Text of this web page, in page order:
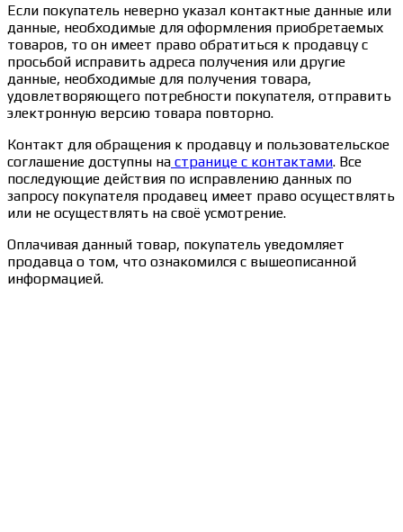
Если покупатель неверно указал контактные данные или
данные, необходимые для оформления приобретаемых
товаров, то он имеет право обратиться к продавцу с
просьбой исправить адреса получения или другие
данные, необходимые для получения товара,
удовлетворяющего потребности покупателя, отправить
электронную версию товара повторно.
Контакт для обращения к продавцу и пользовательское
соглашение доступны на странице с контактами. Все
последующие действия по исправлению данных по
запросу покупателя продавец имеет право осуществлять
или не осуществлять на своё усмотрение.
Оплачивая данный товар, покупатель уведомляет
продавца о том, что ознакомился с вышеописанной
информацией.